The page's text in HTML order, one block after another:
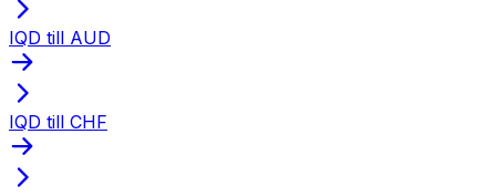
IQD till AUD
IQD till CHF